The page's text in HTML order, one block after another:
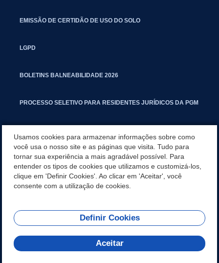
EMISSÃO DE CERTIDÃO DE USO DO SOLO
LGPD
BOLETINS BALNEABILIDADE 2026
PROCESSO SELETIVO PARA RESIDENTES JURÍDICOS DA PGM
MANUAL DE PROCEDIMENTOS IMOBILIÁRIOS SEINFRA
TURMINHA DO LAGO
REDES SOCIAIS
Usamos cookies para armazenar informações sobre como
você usa o nosso site e as páginas que visita. Tudo para
tornar sua experiência a mais agradável possível. Para
entender os tipos de cookies que utilizamos e customizá-los,
clique em 'Definir Cookies'. Ao clicar em 'Aceitar', você
consente com a utilização de cookies.
Definir Cookies
Aceitar